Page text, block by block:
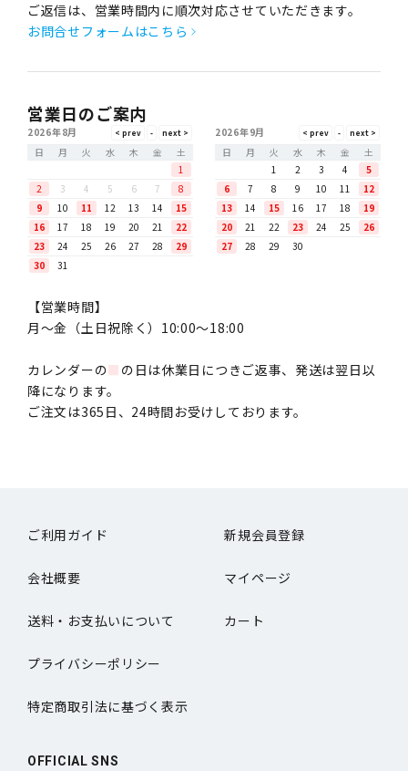
ご返信は、営業時間内に順次対応させていただきます。
お問合せフォームはこちら
営業日のご案内
2026年8月
日
月 火 水 木 金
土
1
2
3 4 5 6 7
8
9
10 11 12 13 14
15
16
17 18 19 20 21
22
23
24 25 26 27 28
29
30
31
2026年9月
日
月 火 水 木 金
土
1
2 3 4
5
6
7 8 9 10 11
12
13
14 15 16 17 18
19
20
21 22 23 24 25
26
27
28 29 30
【営業時間】
月〜金（土日祝除く）10:00～18:00
カレンダーの■ の日は休業日につきご返事、発送は翌日以
降になります。
ご注文は365日、24時間お受けしております。
ご利用ガイド 新規会員登録
会社概要 マイページ
送料・お支払いについて カート
プライバシーポリシー
特定商取引法に基づく表示
OFFICIAL SNS